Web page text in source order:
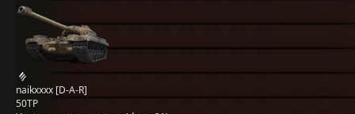
naikxxxx [D-A-R]
50TP